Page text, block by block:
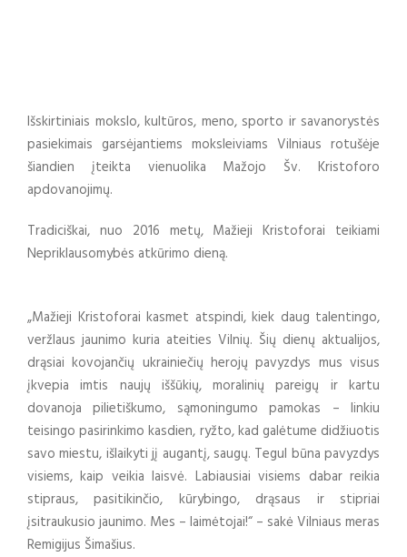
Išskirtiniais mokslo, kultūros, meno, sporto ir savanorystės
pasiekimais garsėjantiems moksleiviams Vilniaus rotušėje
šiandien įteikta vienuolika Mažojo Šv. Kristoforo
apdovanojimų.
Tradiciškai, nuo 2016 metų, Mažieji Kristoforai teikiami
Nepriklausomybės atkūrimo dieną.
„Mažieji Kristoforai kasmet atspindi, kiek daug talentingo,
veržlaus jaunimo kuria ateities Vilnių. Šių dienų aktualijos,
drąsiai kovojančių ukrainiečių herojų pavyzdys mus visus
įkvepia imtis naujų iššūkių, moralinių pareigų ir kartu
dovanoja pilietiškumo, sąmoningumo pamokas – linkiu
teisingo pasirinkimo kasdien, ryžto, kad galėtume didžiuotis
savo miestu, išlaikyti jį augantį, saugų. Tegul būna pavyzdys
visiems, kaip veikia laisvė. Labiausiai visiems dabar reikia
stipraus, pasitikinčio, kūrybingo, drąsaus ir stipriai
įsitraukusio jaunimo. Mes – laimėtojai!“ – sakė Vilniaus meras
Remigijus Šimašius.